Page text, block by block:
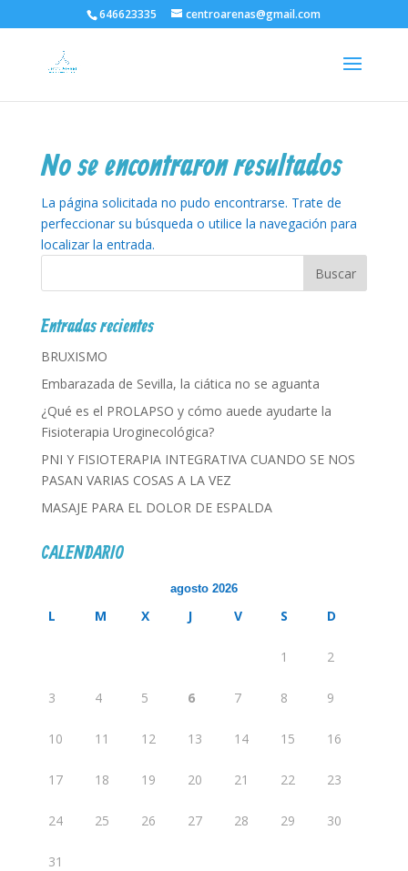
646623335 centroarenas@gmail.com
No se encontraron resultados
La página solicitada no pudo encontrarse. Trate de
perfeccionar su búsqueda o utilice la navegación para
localizar la entrada.
Entradas recientes
BRUXISMO
Embarazada de Sevilla, la ciática no se aguanta
¿Qué es el PROLAPSO y cómo auede ayudarte la
Fisioterapia Uroginecológica?
PNI Y FISIOTERAPIA INTEGRATIVA CUANDO SE NOS
PASAN VARIAS COSAS A LA VEZ
MASAJE PARA EL DOLOR DE ESPALDA
CALENDARIO
agosto 2026
L M X J V S D
1 2
3 4 5 6 7 8 9
10 11 12 13 14 15 16
17 18 19 20 21 22 23
24 25 26 27 28 29 30
31